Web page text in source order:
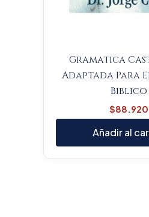
Gramatica
Adaptada Para
Biblico
$88.920
Añadir al